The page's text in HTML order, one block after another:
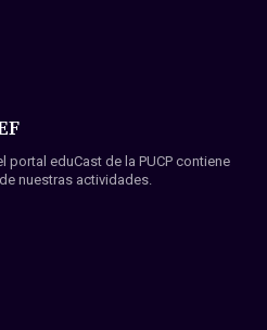
portal eduCast de la PUCP contiene
nuestras actividades.